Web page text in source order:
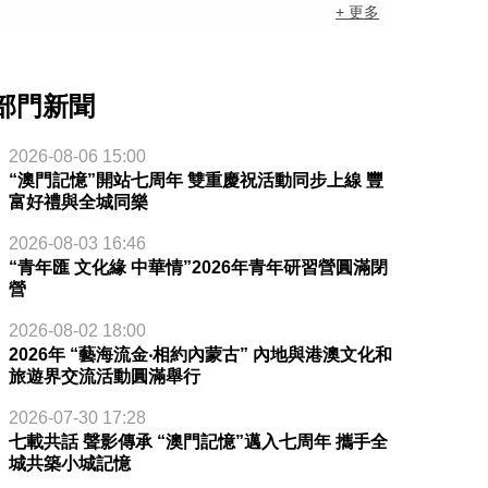
+ 更多
門新聞
2026-08-06 15:00
“澳門記憶”開站七周年 雙重慶祝活動同步上線 豐
富好禮與全城同樂
2026-08-03 16:46
“青年匯 文化緣 中華情”2026年青年研習營圓滿閉
營
2026-08-02 18:00
2026年 “藝海流金‧相約內蒙古” 內地與港澳文化和
旅遊界交流活動圓滿舉行
2026-07-30 17:28
七載共話 聲影傳承 “澳門記憶”邁入七周年 攜手全
城共築小城記憶